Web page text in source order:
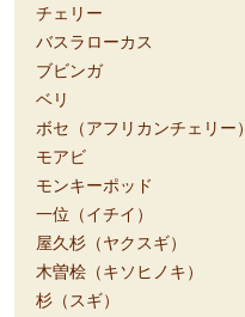
チェリー
バスラローカス
ブビンガ
ベリ
ボセ（アフリカンチェリー）
モアビ
モンキーポッド
一位（イチイ）
屋久杉（ヤクスギ）
木曽桧（キソヒノキ）
杉（スギ）